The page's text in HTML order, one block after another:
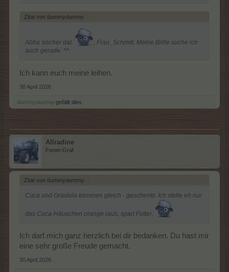
Zitat von dummydummy: ↑
Abba sischer dat.
, Frau_Schmitt. Meine Brille suche ich
auch gerade. ^^
Ich kann euch meine leihen.
30 April 2026
dummydummy gefällt dies.
Allradine
Foren-Graf
Zitat von dummydummy: ↑
Cuca und Graviola kommen gleich - geschenkt. Ich stelle eh nur
das Cuca-Häuschen orange raus, spart Futter.
Ich darf mich ganz herzlich bei dir bedanken. Du hast mir
eine sehr große Freude gemacht.
30 April 2026